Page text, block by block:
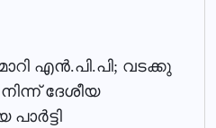
എന്‍.പി.പി; വടക്കു
ദേശീയ